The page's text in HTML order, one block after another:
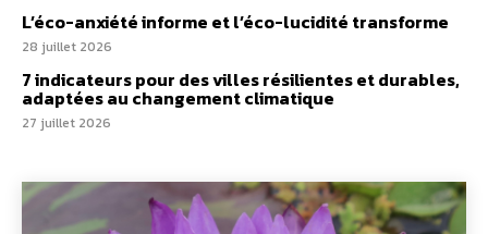
L’éco-anxiété informe et l’éco-lucidité transforme
28 juillet 2026
7 indicateurs pour des villes résilientes et durables,
adaptées au changement climatique
27 juillet 2026